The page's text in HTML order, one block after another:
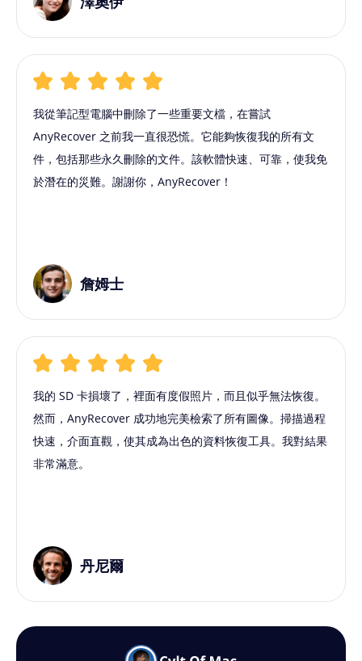
我從筆記型電腦中刪除了一些重要文檔，在嘗試
AnyRecover 之前我一直很恐慌。它能夠恢復我的所有文
件，包括那些永久刪除的文件。該軟體快速、可靠，使我免
於潛在的災難。謝謝你，AnyRecover！
詹姆士
我的 SD 卡損壞了，裡面有度假照片，而且似乎無法恢復。
然而，AnyRecover 成功地完美檢索了所有圖像。掃描過程
快速，介面直觀，使其成為出色的資料恢復工具。我對結果
非常滿意。
丹尼爾